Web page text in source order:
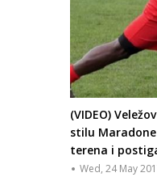
(VIDEO)
stilu
terena i
Wed, 24 May